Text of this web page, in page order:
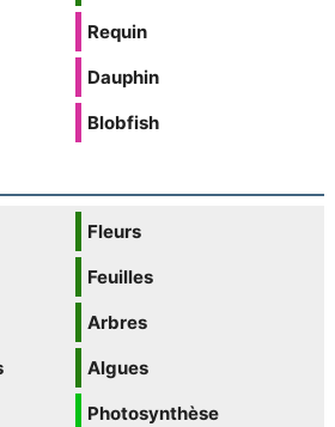
Requin
Dauphin
Blobfish
Fleurs
Feuilles
Arbres
Algues
Photosynthèse